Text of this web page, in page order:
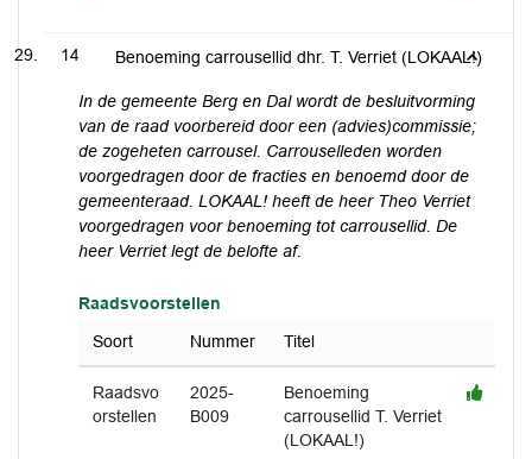
14 Benoeming carrousellid dhr. T. Verriet (LOKAAL!)
In de gemeente Berg en Dal wordt de besluitvorming
van de raad voorbereid door een (advies)commissie;
de zogeheten carrousel. Carrouselleden worden
voorgedragen door de fracties en benoemd door de
gemeenteraad. LOKAAL! heeft de heer Theo Verriet
voorgedragen voor benoeming tot carrousellid. De
heer Verriet legt de belofte af.
Raadsvoorstellen
Soort
Nummer Titel
Raadsvo
orstellen
2025-
B009
Benoeming
carrousellid T. Verriet
(LOKAAL!)